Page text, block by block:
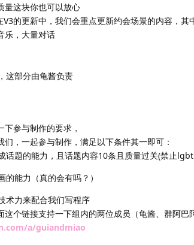
量这块你也可以放心
V3的更新中，我们会重点更新约会场景的内容，
乐，大量对话
这部分由龟酱负责
下参与制作的要求，
们，一起参与制作，满足以下条件其一即可：
话题的能力，且话题内容10条且质量过关(禁止lgbt
的能力（真的会有吗？）
术力来配合我们写程序
这个链接支持一下组内的两位成员（龟酱、群阿巴
a/guiandmiao